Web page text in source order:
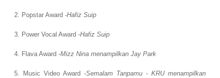
2. Popstar Award -Hafiz Suip
3. Power Vocal Award -Hafiz Suip
4. Flava Award -Mizz Nina menampilkan Jay Park
5. Music Video Award -Semalam Tanpamu - KRU menampilkan